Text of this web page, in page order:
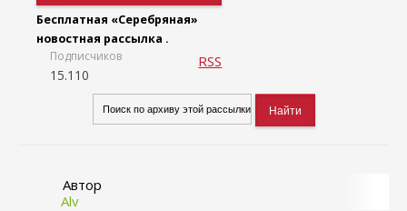
Бесплатная «Серебряная»
новостная рассылка .
Подписчиков
15.110
RSS
Автор
Alv